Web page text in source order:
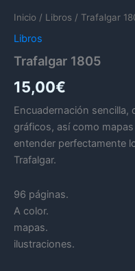
Inicio / Libros / Trafalgar
Libros
Trafalgar 1805
15,00€
Encuadernación sencilla,
gráficos, así como
entender perfectamente
Trafalgar.
96 páginas.
A color.
mapas.
ilustraciones.